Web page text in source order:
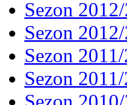
Sezon
Sezon
Sezon
Sezon